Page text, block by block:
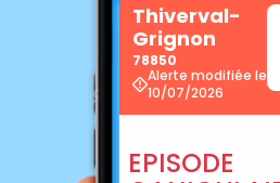
Thiverval-
Grignon
78850
Alerte modifiée le
10/07/2026
EPISODE